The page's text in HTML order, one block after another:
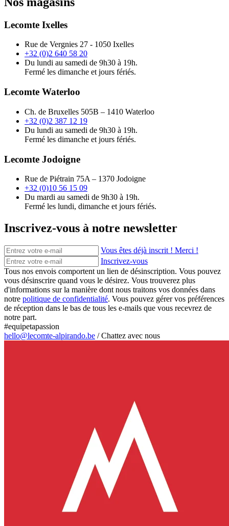
Lecomte Ixelles
Rue de Vergnies 27 - 1050 Ixelles
+32 (0)2 640 58 20
Du lundi au samedi de 9h30 à 19h.
Fermé les dimanche et jours fériés.
Lecomte Waterloo
Ch. de Bruxelles 505B – 1410 Waterloo
+32 (0)2 387 12 19
Du lundi au samedi de 9h30 à 19h.
Fermé les dimanche et jours fériés.
Lecomte Jodoigne
Rue de Piétrain 75A – 1370 Jodoigne
+32 (0)10 56 15 09
Du mardi au samedi de 9h30 à 19h.
Fermé les lundi, dimanche et jours fériés.
Inscrivez-vous à notre newsletter
Vous êtes déjà inscrit ! Merci !
Inscrivez-vous
Tous nos envois comportent un lien de désinscription. Vous pouvez
vous désinscrire quand vous le désirez. Vous trouverez plus
d'informations sur la manière dont nous traitons vos données dans
notre politique de confidentialité. Vous pouvez gérer vos préférences
de réception dans le bas de tous les e-mails que vous recevrez de
notre part.
#equipetapassion
hello@lecomte-alpirando.be /Chattez avec nous